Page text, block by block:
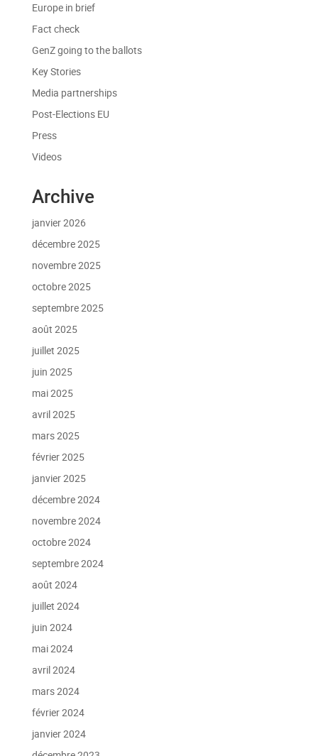
Europe in brief
Fact check
GenZ going to the ballots
Key Stories
Media partnerships
Post-Elections EU
Press
Videos
Archive
janvier 2026
décembre 2025
novembre 2025
octobre 2025
septembre 2025
août 2025
juillet 2025
juin 2025
mai 2025
avril 2025
mars 2025
février 2025
janvier 2025
décembre 2024
novembre 2024
octobre 2024
septembre 2024
août 2024
juillet 2024
juin 2024
mai 2024
avril 2024
mars 2024
février 2024
janvier 2024